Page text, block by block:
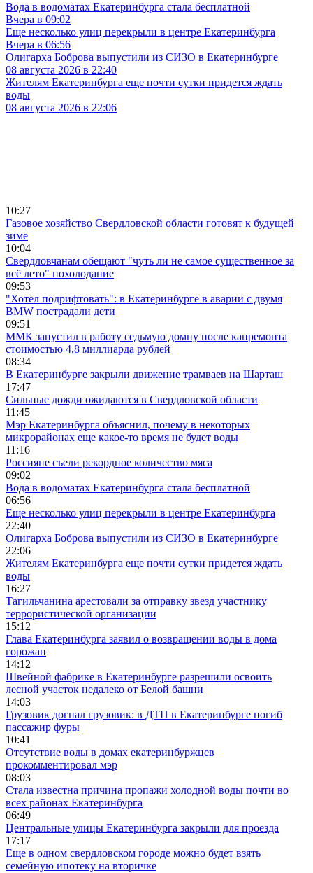
Вода в водоматах Екатеринбурга стала бесплатной
Вчера в 09:02
Еще несколько улиц перекрыли в центре Екатеринбурга
Вчера в 06:56
Олигарха Боброва выпустили из СИЗО в Екатеринбурге
08 августа 2026 в 22:40
Жителям Екатеринбурга еще почти сутки придется ждать
воды
08 августа 2026 в 22:06
10:27
Газовое хозяйство Свердловской области готовят к будущей
зиме
10:04
Свердловчанам обещают "чуть ли не самое существенное за
всё лето" похолодание
09:53
"Хотел подрифтовать": в Екатеринбурге в аварии с двумя
BMW пострадали дети
09:51
ММК запустил в работу седьмую домну после капремонта
стоимостью 4,8 миллиарда рублей
08:34
В Екатеринбурге закрыли движение трамваев на Шарташ
17:47
Сильные дожди ожидаются в Свердловской области
11:45
Мэр Екатеринбурга объяснил, почему в некоторых
микрорайонах еще какое-то время не будет воды
11:16
Россияне съели рекордное количество мяса
09:02
Вода в водоматах Екатеринбурга стала бесплатной
06:56
Еще несколько улиц перекрыли в центре Екатеринбурга
22:40
Олигарха Боброва выпустили из СИЗО в Екатеринбурге
22:06
Жителям Екатеринбурга еще почти сутки придется ждать
воды
16:27
Тагильчанина арестовали за отправку звезд участнику
террористической организации
15:12
Глава Екатеринбурга заявил о возвращении воды в дома
горожан
14:12
Швейной фабрике в Екатеринбурге разрешили освоить
лесной участок недалеко от Белой башни
14:03
Грузовик догнал грузовик: в ДТП в Екатеринбурге погиб
пассажир фуры
10:41
Отсутствие воды в домах екатеринбуржцев
прокомментировал мэр
08:03
Стала известна причина пропажи холодной воды почти во
всех районах Екатеринбурга
06:49
Центральные улицы Екатеринбурга закрыли для проезда
17:17
Еще в одном свердловском городе можно будет взять
семейную ипотеку на вторичке